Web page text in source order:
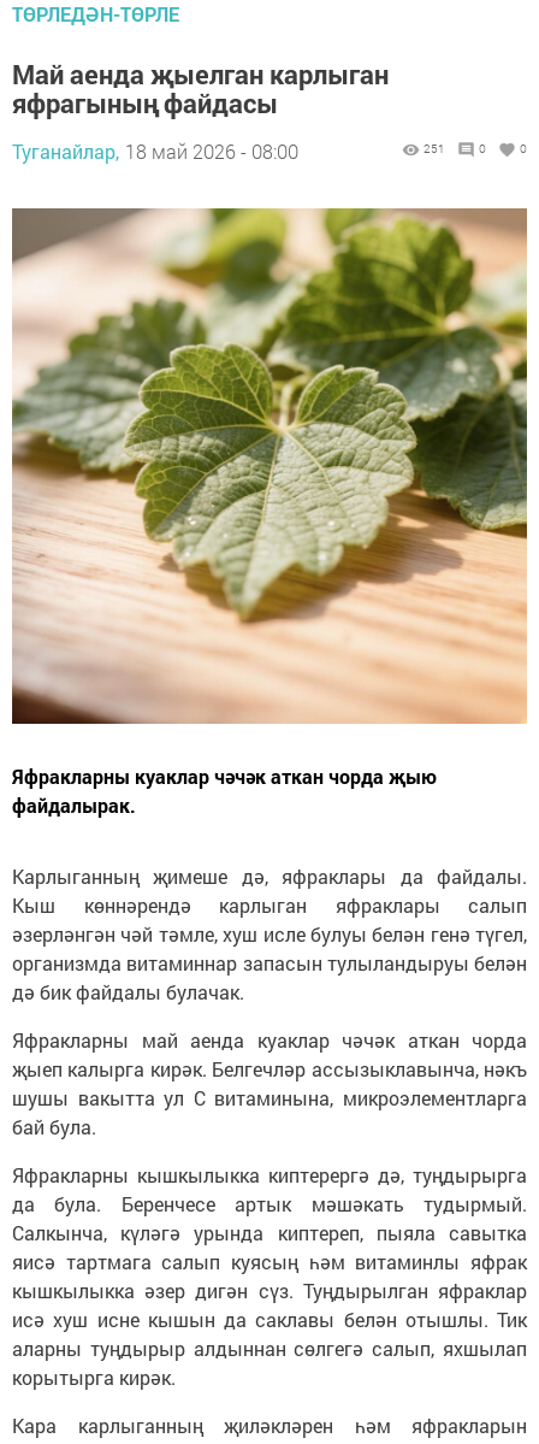
ТӨРЛЕДӘН-ТӨРЛЕ
Май аенда җыелган карлыган
яфрагының файдасы
Туганайлар, 18 май 2026 - 08:00 251 0 0
Яфракларны куаклар чәчәк аткан чорда җыю
файдалырак.
Карлыганның җимеше дә, яфраклары да файдалы.
Кыш көннәрендә карлыган яфраклары салып
әзерләнгән чәй тәмле, хуш исле булуы белән генә түгел,
организмда витаминнар запасын тулыландыруы белән
дә бик файдалы булачак.
Яфракларны май аенда куаклар чәчәк аткан чорда
җыеп калырга кирәк. Белгечләр ассызыклавынча, нәкъ
шушы вакытта ул С витаминына, микроэлементларга
бай була.
Яфракларны кышкылыкка киптерергә дә, туңдырырга
да була. Беренчесе артык мәшәкать тудырмый.
Салкынча, күләгә урында киптереп, пыяла савытка
яисә тартмага салып куясың һәм витаминлы яфрак
кышкылыкка әзер дигән сүз. Туңдырылган яфраклар
исә хуш исне кышын да саклавы белән отышлы. Тик
аларны туңдырыр алдыннан сөлгегә салып, яхшылап
корытырга кирәк.
Кара карлыганның җиләкләрен һәм яфракларын